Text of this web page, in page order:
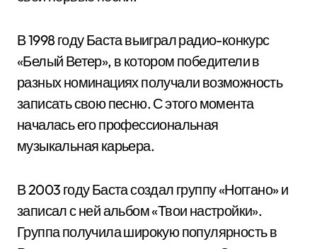
В 1998 году Баста выиграл радио-конкурс
«Белый Ветер», в котором победители в
разных номинациях получали возможность
записать свою песню. С этого момента
началась его профессиональная
музыкальная карьера.
В 2003 году Баста создал группу «Ноггано» и
записал с ней альбом «Твои настройки».
Группа получила широкую популярность в